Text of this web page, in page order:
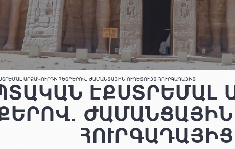
ԱՐՁԱԿՈՒՐԴԻ ՀԵՏՔԵՐՈՎ. ԺԱՄԱՆՑԱՅԻՆ ՈՒՂԵՑՈՒՅՑ ՀՈՒՐԳԱԴԱՅԻՑ
ԷՔՍՏՐԵՄԱԼ
ԺԱՄԱՆՑԱՅԻՆ
ՀՈՒՐԳԱԴԱՅԻՑ